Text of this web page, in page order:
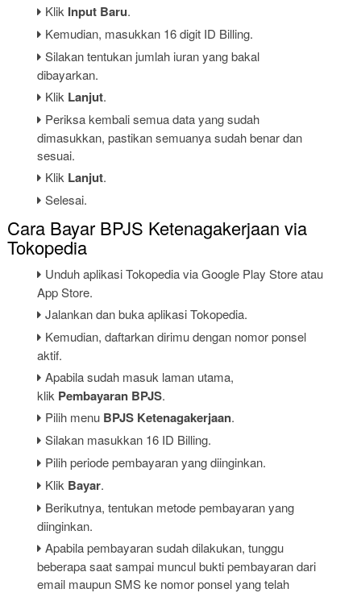
Klik Input Baru.
Kemudian, masukkan 16 digit ID Billing.
Silakan tentukan jumlah iuran yang bakal
dibayarkan.
Klik Lanjut.
Periksa kembali semua data yang sudah
dimasukkan, pastikan semuanya sudah benar dan
sesuai.
Klik Lanjut.
Selesai.
Cara Bayar BPJS Ketenagakerjaan via
Tokopedia
Unduh aplikasi Tokopedia via Google Play Store atau
App Store.
Jalankan dan buka aplikasi Tokopedia.
Kemudian, daftarkan dirimu dengan nomor ponsel
aktif.
Apabila sudah masuk laman utama,
klik Pembayaran BPJS.
Pilih menu BPJS Ketenagakerjaan.
Silakan masukkan 16 ID Billing.
Pilih periode pembayaran yang diinginkan.
Klik Bayar.
Berikutnya, tentukan metode pembayaran yang
diinginkan.
Apabila pembayaran sudah dilakukan, tunggu
beberapa saat sampai muncul bukti pembayaran dari
email maupun SMS ke nomor ponsel yang telah